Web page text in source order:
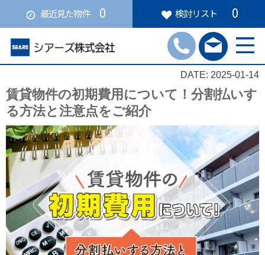
最近見た物件 0 検討リスト 0
DATE: 2025-01-14
賃貸物件の初期費用について！分割払いす
る方法と注意点をご紹介